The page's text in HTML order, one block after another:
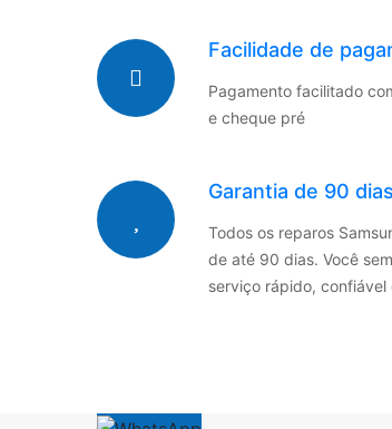
Facilidade de
Pagamento facilitado
e cheque pré
Garantia de 90 dias
Todos os reparos
de até 90 dias. Você
serviço rápido, confiável